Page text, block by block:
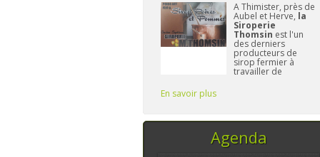
Nichée sur les
hauteurs d'Aywaille,
La Ferme de
Harzépropose dès
à présent une belle
gamme de produits
alimentaires bio
et/ou locaux.
En savoir plus
Agenda